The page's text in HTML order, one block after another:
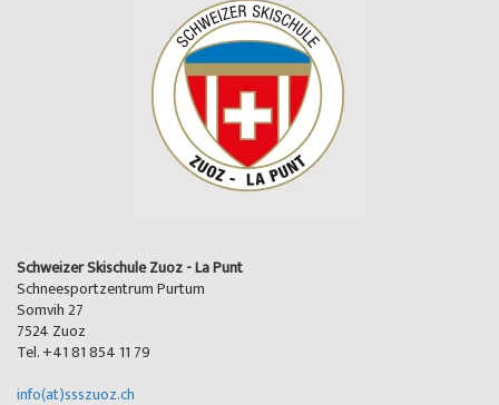
Schweizer Skischule Zuoz - La Punt
Schneesportzentrum Purtum
Somvih 27
7524 Zuoz
Tel. +41 81 854 11 79
info(at)ssszuoz.ch